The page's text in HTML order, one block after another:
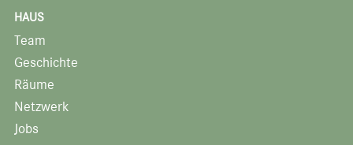
HAUS
Team
Geschichte
Räume
Netzwerk
Jobs